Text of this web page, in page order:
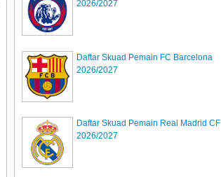
2026/2027
Daftar Skuad Pemain FC Barcelona
2026/2027
Daftar Skuad Pemain Real Madrid CF
2026/2027